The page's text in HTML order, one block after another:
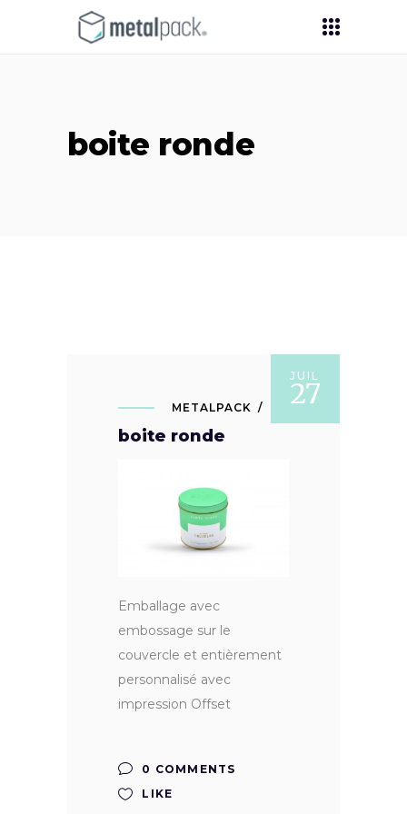
boite ronde
JUIL
27
METALPACK
boite ronde
Emballage avec
embossage sur le
couvercle et entièrement
personnalisé avec
impression Offset
0 COMMENTS
LIKE